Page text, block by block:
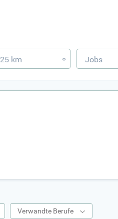
25 km » Jobs
Verwandte Berufe